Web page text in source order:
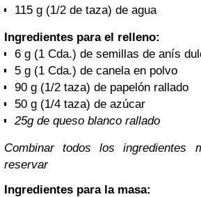
115 g (1/2 de taza) de agua
Ingredientes para el relleno:
6 g (1 Cda.) de semillas de anís
5 g (1 Cda.) de canela en polvo
90 g (1/2 taza) de papelón rallado
50 g (1/4 taza) de azúcar
25g de queso blanco rallado
Combinar todos los ingredientes
reservar
Ingredientes para la masa: